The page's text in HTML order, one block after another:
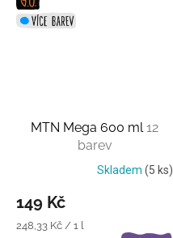
MTN Mega 600 ml 12
barev
Skladem (5 ks)
149 Kč
Měrná
248,33 Kč / 1 l